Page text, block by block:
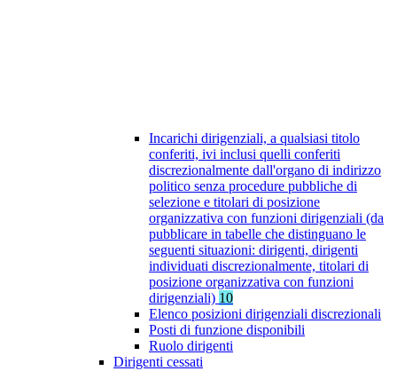
Incarichi dirigenziali, a qualsiasi titolo
conferiti, ivi inclusi quelli conferiti
discrezionalmente dall'organo di indirizzo
politico senza procedure pubbliche di
selezione e titolari di posizione
organizzativa con funzioni dirigenziali (da
pubblicare in tabelle che distinguano le
seguenti situazioni: dirigenti, dirigenti
individuati discrezionalmente, titolari di
posizione organizzativa con funzioni
dirigenziali) 10
Elenco posizioni dirigenziali discrezionali
Posti di funzione disponibili
Ruolo dirigenti
Dirigenti cessati